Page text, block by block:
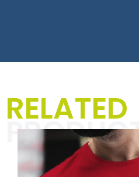
Jacken
In der Kategorie
Männer“ dreht
einzigartige
Sprüche, die
Rennsport-Vibes
RELATED